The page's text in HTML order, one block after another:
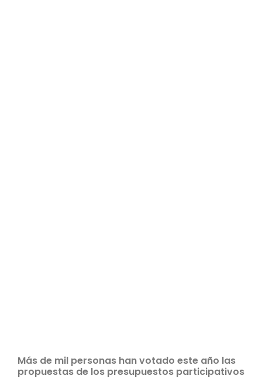
Más de mil personas han votado este año las
propuestas de los presupuestos participativos